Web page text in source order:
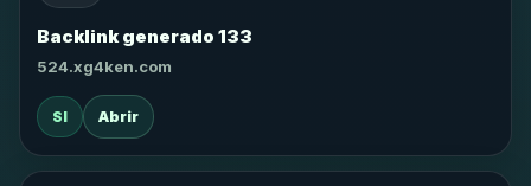
Backlink generado 133
524.xg4ken.com
SI Abrir